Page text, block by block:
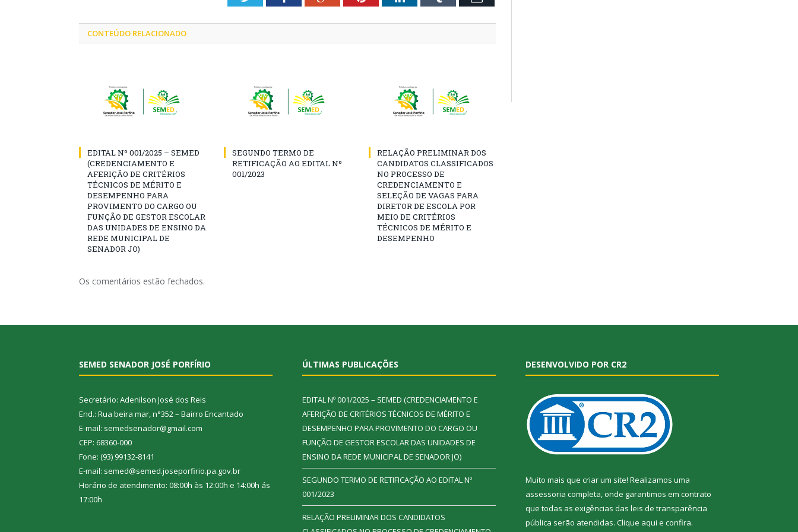
CONTEÚDO RELACIONADO
EDITAL Nº 001/2025 – SEMED
(CREDENCIAMENTO E
AFERIÇÃO DE CRITÉRIOS
TÉCNICOS DE MÉRITO E
DESEMPENHO PARA
PROVIMENTO DO CARGO OU
FUNÇÃO DE GESTOR ESCOLAR
DAS UNIDADES DE ENSINO DA
REDE MUNICIPAL DE
SENADOR JO)
SEGUNDO TERMO DE
RETIFICAÇÃO AO EDITAL Nº
001/2023
RELAÇÃO PRELIMINAR DOS
CANDIDATOS CLASSIFICADOS
NO PROCESSO DE
CREDENCIAMENTO E
SELEÇÃO DE VAGAS PARA
DIRETOR DE ESCOLA POR
MEIO DE CRITÉRIOS
TÉCNICOS DE MÉRITO E
DESEMPENHO
Os comentários estão fechados.
SEMED SENADOR JOSÉ PORFÍRIO
Secretário: Adenilson José dos Reis
End.: Rua beira mar, n°352 – Bairro Encantado
E-mail: semedsenador@gmail.com
CEP: 68360-000
Fone: (93) 99132-8141
E-mail: semed@semed.joseporfirio.pa.gov.br
Horário de atendimento: 08:00h às 12:00h e 14:00h ás
17:00h
ÚLTIMAS PUBLICAÇÕES
EDITAL Nº 001/2025 – SEMED (CREDENCIAMENTO E
AFERIÇÃO DE CRITÉRIOS TÉCNICOS DE MÉRITO E
DESEMPENHO PARA PROVIMENTO DO CARGO OU
FUNÇÃO DE GESTOR ESCOLAR DAS UNIDADES DE
ENSINO DA REDE MUNICIPAL DE SENADOR JO)
SEGUNDO TERMO DE RETIFICAÇÃO AO EDITAL Nº
001/2023
RELAÇÃO PRELIMINAR DOS CANDIDATOS
DESENVOLVIDO POR CR2
Muito mais que criar um site! Realizamos uma
assessoria completa, onde garantimos em contrato
que todas as exigências das leis de transparência
pública serão atendidas. Clique aqui e confira.